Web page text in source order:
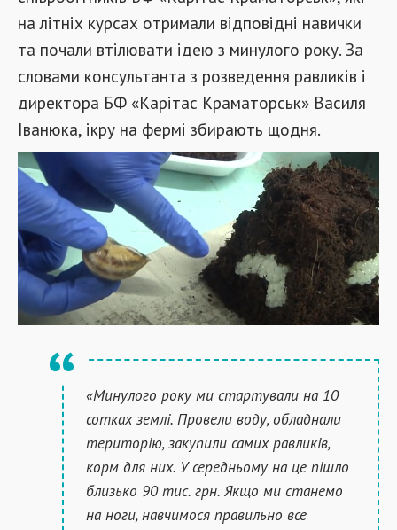
на літніх курсах отримали відповідні навички
та почали втілювати ідею з минулого року. За
словами консультанта з розведення равликів і
директора БФ «Карітас Краматорськ» Василя
Іванюка, ікру на фермі збирають щодня.
«Минулого року ми стартували на 10
сотках землі. Провели воду, обладнали
територію, закупили самих равликів,
корм для них. У середньому на це пішло
близько 90 тис. грн. Якщо ми станемо
на ноги, навчимося правильно все